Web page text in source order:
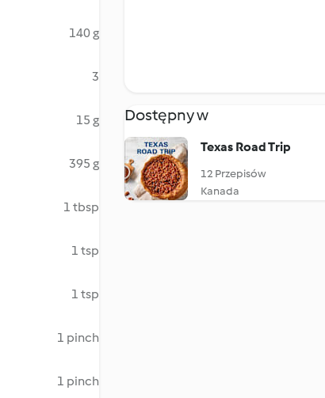
140 g
3
15 g
395 g
1 tbsp
1 tsp
1 tsp
1 pinch
1 pinch
Dostępny w
Texas Road Trip
12 Przepisów
Kanada